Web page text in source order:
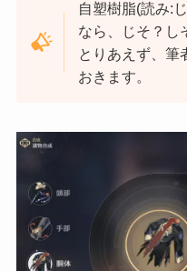
自塑樹脂(読み:
なら、じそ？し
とりあえず、筆
おきます。